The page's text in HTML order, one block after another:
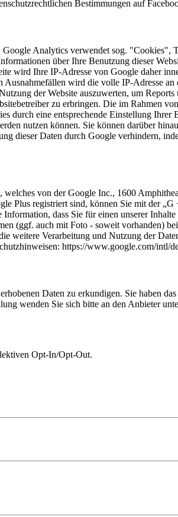
Bestimmungen auf
Analytics verwendet sog. "Cookies",
über Ihre Benutzung dieser
wird Ihre IP-Adresse von Google daher
wird die volle IP-Adresse
der Website auszuwerten, um
zu erbringen. Die im Rahmen
durch eine entsprechende Einstellung
nutzen können. Sie können darüber
dieser Daten durch Google verhindern,
von der Google Inc., 1600
Plus registriert sind, können Sie mit der „G
dass Sie für einen unserer
(ggf. auch mit Foto - soweit vorhanden)
weitere Verarbeitung und Nutzung der
https://www.google.com/intl/
Daten zu erkundigen. Sie haben
wenden Sie sich bitte an den Anbieter
Opt-In/Opt-Out.